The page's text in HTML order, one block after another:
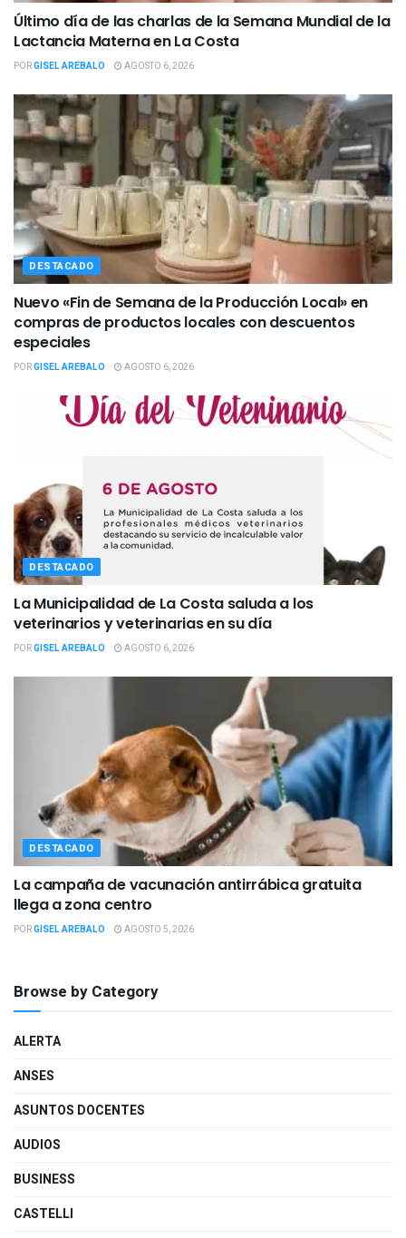
Último día de las charlas de la Semana Mundial de la
Lactancia Materna en La Costa
PORGISEL AREBALO AGOSTO 6, 2026
DESTACADO
Nuevo «Fin de Semana de la Producción Local» en
compras de productos locales con descuentos
especiales
PORGISEL AREBALO AGOSTO 6, 2026
DESTACADO
La Municipalidad de La Costa saluda a los
veterinarios y veterinarias en su día
PORGISEL AREBALO AGOSTO 6, 2026
DESTACADO
La campaña de vacunación antirrábica gratuita
llega a zona centro
PORGISEL AREBALO AGOSTO 5, 2026
Browse by Category
ALERTA
ANSES
ASUNTOS DOCENTES
AUDIOS
BUSINESS
CASTELLI